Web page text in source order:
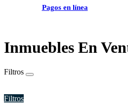
Pagos en línea
Inmuebles En
Filtros
Filtros